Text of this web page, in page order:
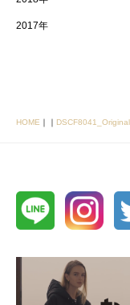
2017年
HOME ｜ ｜ DSCF8041_Original